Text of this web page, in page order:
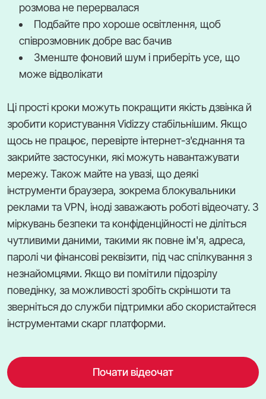
розмова не перервалася
Подбайте про хороше освітлення, щоб
співрозмовник добре вас бачив
Зменште фоновий шум і приберіть усе, що
може відволікати
Ці прості кроки можуть покращити якість дзвінка й
зробити користування Vidizzy стабільнішим. Якщо
щось не працює, перевірте інтернет-з'єднання та
закрийте застосунки, які можуть навантажувати
мережу. Також майте на увазі, що деякі
інструменти браузера, зокрема блокувальники
реклами та VPN, іноді заважають роботі відеочату. З
міркувань безпеки та конфіденційності не діліться
чутливими даними, такими як повне ім'я, адреса,
паролі чи фінансові реквізити, під час спілкування з
незнайомцями. Якщо ви помітили підозрілу
поведінку, за можливості зробіть скріншоти та
зверніться до служби підтримки або скористайтеся
інструментами скарг платформи.
Почати відеочат